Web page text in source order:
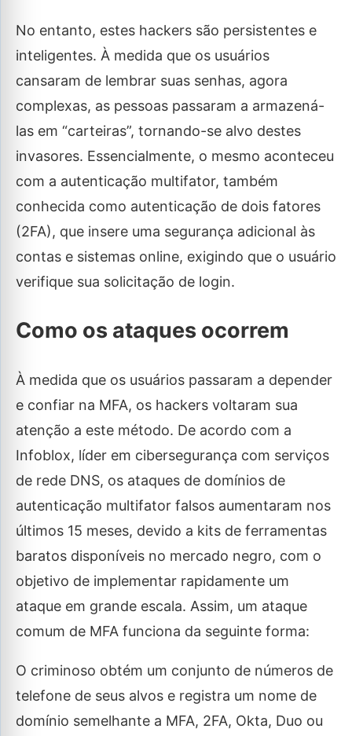
No entanto, estes hackers são persistentes e
inteligentes. À medida que os usuários
cansaram de lembrar suas senhas, agora
complexas, as pessoas passaram a armazená-
las em “carteiras”, tornando-se alvo destes
invasores. Essencialmente, o mesmo aconteceu
com a autenticação multifator, também
conhecida como autenticação de dois fatores
(2FA), que insere uma segurança adicional às
contas e sistemas online, exigindo que o usuário
verifique sua solicitação de login.
Como os ataques ocorrem
À medida que os usuários passaram a depender
e confiar na MFA, os hackers voltaram sua
atenção a este método. De acordo com a
Infoblox, líder em cibersegurança com serviços
de rede DNS, os ataques de domínios de
autenticação multifator falsos aumentaram nos
últimos 15 meses, devido a kits de ferramentas
baratos disponíveis no mercado negro, com o
objetivo de implementar rapidamente um
ataque em grande escala. Assim, um ataque
comum de MFA funciona da seguinte forma:
O criminoso obtém um conjunto de números de
telefone de seus alvos e registra um nome de
domínio semelhante a MFA, 2FA, Okta, Duo ou